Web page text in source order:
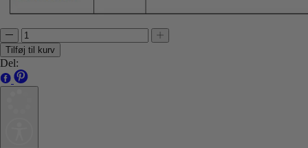
Tilføj til kurv
Del: